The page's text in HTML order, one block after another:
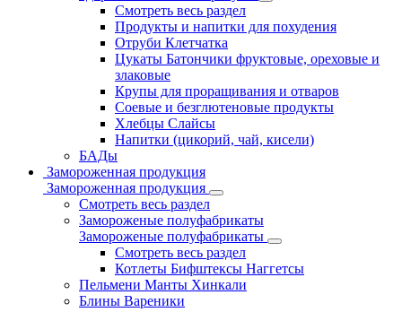
Смотреть весь раздел
Продукты и напитки для похудения
Отруби Клетчатка
Цукаты Батончики фруктовые, ореховые и
злаковые
Крупы для проращивания и отваров
Соевые и безглютеновые продукты
Хлебцы Слайсы
Напитки (цикорий, чай, кисели)
БАДы
Замороженная продукция
Замороженная продукция
Смотреть весь раздел
Замороженые полуфабрикаты
Замороженые полуфабрикаты
Смотреть весь раздел
Котлеты Бифштексы Наггетсы
Пельмени Манты Хинкали
Блины Вареники